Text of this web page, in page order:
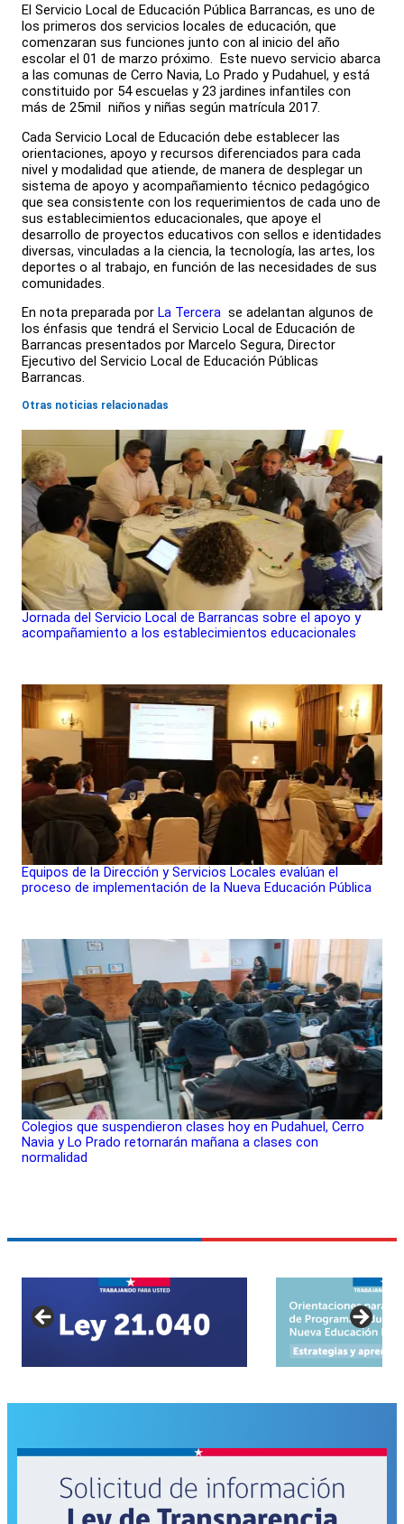
El Servicio Local de Educación Pública Barrancas, es uno de
los primeros dos servicios locales de educación, que
comenzaran sus funciones junto con al inicio del año
escolar el 01 de marzo próximo. Este nuevo servicio abarca
a las comunas de Cerro Navia, Lo Prado y Pudahuel, y está
constituido por 54 escuelas y 23 jardines infantiles con
más de 25mil niños y niñas según matrícula 2017.
Cada Servicio Local de Educación debe establecer las
orientaciones, apoyo y recursos diferenciados para cada
nivel y modalidad que atiende, de manera de desplegar un
sistema de apoyo y acompañamiento técnico pedagógico
que sea consistente con los requerimientos de cada uno de
sus establecimientos educacionales, que apoye el
desarrollo de proyectos educativos con sellos e identidades
diversas, vinculadas a la ciencia, la tecnología, las artes, los
deportes o al trabajo, en función de las necesidades de sus
comunidades.
En nota preparada por La Tercera se adelantan algunos de
los énfasis que tendrá el Servicio Local de Educación de
Barrancas presentados por Marcelo Segura, Director
Ejecutivo del Servicio Local de Educación Públicas
Barrancas.
Otras noticias relacionadas
Jornada del Servicio Local de Barrancas sobre el apoyo y
acompañamiento a los establecimientos educacionales
Equipos de la Dirección y Servicios Locales evalúan el
proceso de implementación de la Nueva Educación Pública
Colegios que suspendieron clases hoy en Pudahuel, Cerro
Navia y Lo Prado retornarán mañana a clases con
normalidad